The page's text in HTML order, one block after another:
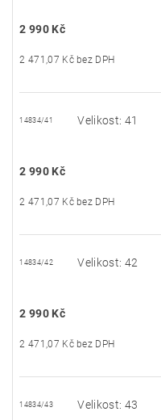
2 990 Kč
2 471,07 Kč bez DPH
14834/41 Velikost: 41
2 990 Kč
2 471,07 Kč bez DPH
14834/42 Velikost: 42
2 990 Kč
2 471,07 Kč bez DPH
14834/43 Velikost: 43